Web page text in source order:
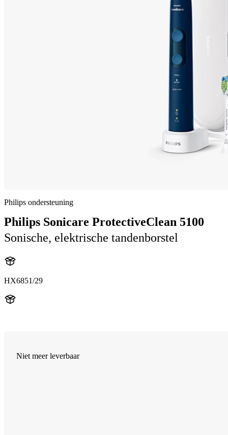
Philips ondersteuning
Philips Sonicare ProtectiveClean 5100
Sonische, elektrische tandenborstel
HX6851/29
Niet meer leverbaar